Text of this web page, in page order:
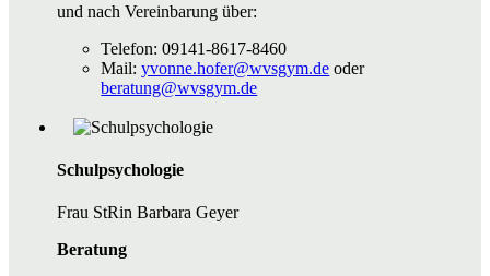
und nach Vereinbarung über:
Telefon: 09141-8617-8460
Mail:yvonne.hofer@wvsgym.de oder
beratung@wvsgym.de
Schulpsychologie
Frau StRin Barbara Geyer
Beratung